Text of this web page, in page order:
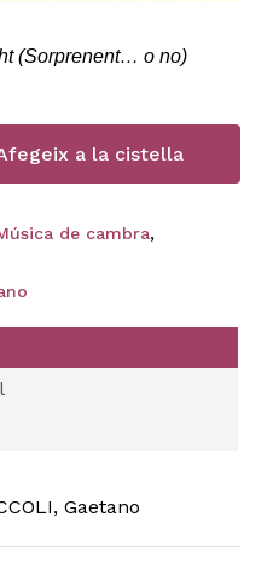
(Sorprenent… o no)
a la cistella
de cambra,
Gaetano